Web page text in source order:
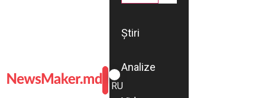
ROMÂNĂ
RU
Știri
Analize